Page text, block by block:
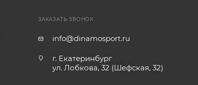
ЗАКАЗАТЬ ЗВОНОК
info@dinamosport.ru
г. Екатеринбург
ул. Лобкова, 32 (Шефская, 32)